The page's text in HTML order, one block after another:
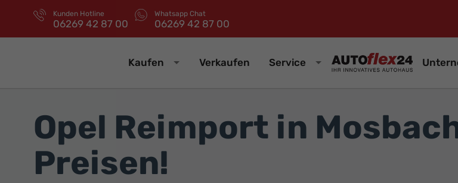
Kunden Hotline
06269 42 87 00
Whatsapp Chat
06269 42 87 00
Kaufen Verkaufen Service
Opel Reimport in
Preisen!